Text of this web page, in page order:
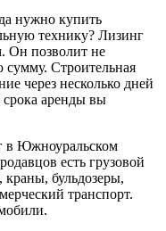
нужно купить
технику? Лизинг
Он позволит не
Строительная
через несколько дней
срока аренды вы
в Южноуральском
есть грузовой
краны, бульдозеры,
транспорт.